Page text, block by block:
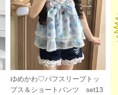
ゆめかわ♡パフスリーブトッ
プス＆ショートパンツ set13